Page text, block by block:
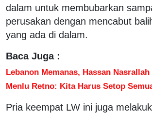
dalam untuk membubarkan
perusakan dengan mencabut
yang ada di dalam.
Baca Juga :
Lebanon Memanas, Hassan
Menlu Retno: Kita Harus Setop
Pria keempat LW ini juga